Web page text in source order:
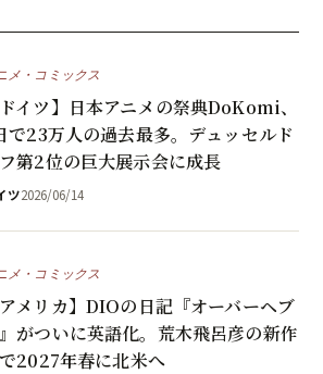
メ・コミックス
ドイツ】日本アニメの祭典DoKomi、
で23万人の過去最多。デュッセルド
第2位の巨大展示会に成長
ツ2026/06/14
メ・コミックス
アメリカ】DIOの日記『オーバーヘブ
がついに英語化。荒木飛呂彦の新作
2027年春に北米へ